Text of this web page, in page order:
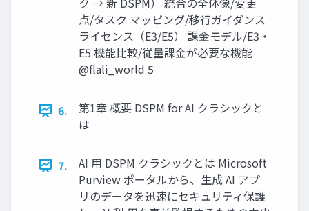
点/タスク マッピング/移行ガイダンス
ライセンス（E3/E5） 課金モデル/E3・
E5 機能比較/従量課金が必要な機能
@flali_world 5
6.
第1章 概要 DSPM for AI クラシックと
は
7.
AI 用 DSPM クラシックとは Microsoft
Purview ポータルから、生成 AI アプ
リのデータを迅速にセキュリティ保護